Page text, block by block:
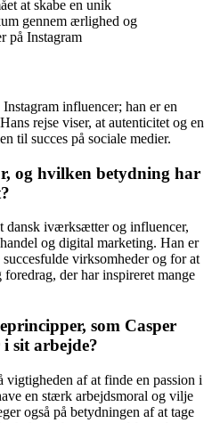
at skabe en unik
gennem ærlighed og
på Instagram
influencer; han er en
rejse viser, at autenticitet og en
til succes på sociale medier.
og hvilken betydning har
dansk iværksætter og influencer,
og digital marketing. Han er
virksomheder og for at
der har inspireret mange
som Casper
sit arbejde?
af at finde en passion i
en stærk arbejdsmoral og vilje
også på betydningen af at tage